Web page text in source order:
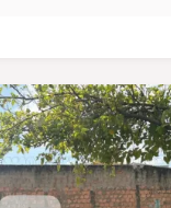
com ótima
e conforto